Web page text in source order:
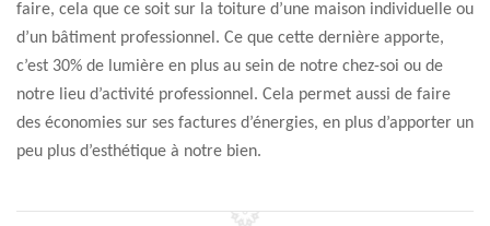
faire, cela que ce soit sur la toiture d’une maison individuelle ou
d’un bâtiment professionnel. Ce que cette dernière apporte,
c’est 30% de lumière en plus au sein de notre chez-soi ou de
notre lieu d’activité professionnel. Cela permet aussi de faire
des économies sur ses factures d’énergies, en plus d’apporter un
peu plus d’esthétique à notre bien.